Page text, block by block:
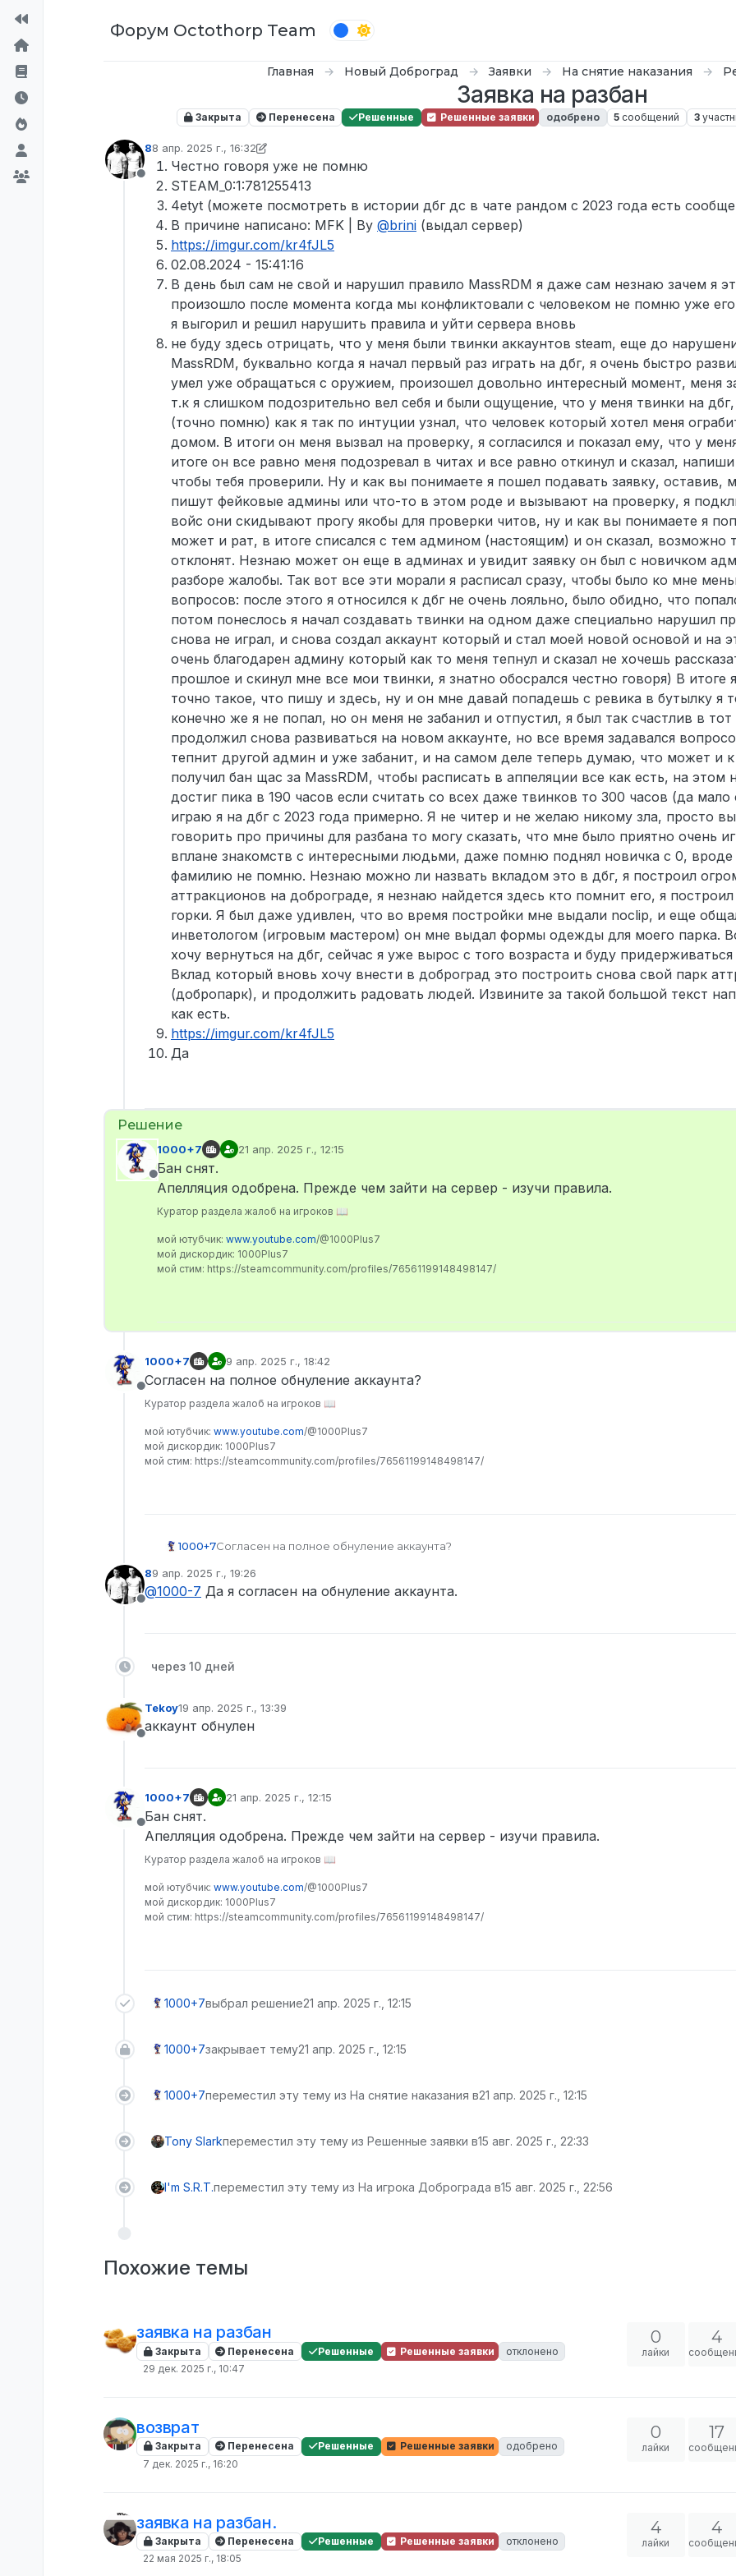
Форум Octothorp Team
Главная Новый Доброград Заявки На снятие наказания
Заявка на разбан
Закрыта Перенесена Решенные Решенные заявки одобрено 5 сообщений 3
Не в сети
88 апр. 2025 г., 16:32
отредактировано 84 сент. 2025 г., 05:47
Честно говоря уже не помню
STEAM_0:1:781255413
4etyt (можете посмотреть в истории дбг дс в чате рандом с 2023 года есть
В причине написано: MFK | By @brini (выдал сервер)
https://imgur.com/kr4fJL5
02.08.2024 - 15:41:16
В день был сам не свой и нарушил правило MassRDM я даже сам незнаю зачем я
произошло после момента когда мы конфликтовали с человеком не помню уже
я выгорил и решил нарушить правила и уйти сервера вновь
не буду здесь отрицать, что у меня были твинки аккаунтов steam, еще до
MassRDM, буквально когда я начал первый раз играть на дбг, я очень быстро
умел уже обращаться с оружием, произошел довольно интересный момент, меня
т.к я слишком подозрительно вел себя и были ощущение, что у меня твинки на
(точно помню) как я так по интуции узнал, что человек который хотел меня
домом. В итоги он меня вызвал на проверку, я согласился и показал ему, что у
итоге он все равно меня подозревал в читах и все равно откинул и сказал,
чтобы тебя проверили. Ну и как вы понимаете я пошел подавать заявку, оставив,
пишут фейковые админы или что-то в этом роде и вызывают на проверку, я
войс они скидывают прогу якобы для проверки читов, ну и как вы понимаете я
может и рат, в итоге списался с тем админом (настоящим) и он сказал, возможно
отклонят. Незнаю может он еще в админах и увидит заявку он был с новичком
разборе жалобы. Так вот все эти морали я расписал сразу, чтобы было ко мне
вопросов: после этого я относился к дбг не очень лояльно, было обидно, что
потом понеслось я начал создавать твинки на одном даже специально нарушил
снова не играл, и снова создал аккаунт который и стал моей новой основой и на
очень благодарен админу который как то меня тепнул и сказал не хочешь
прошлое и скинул мне все мои твинки, я знатно обосрался честно говоря) В итоге
точно такое, что пишу и здесь, ну и он мне давай попадешь с ревика в бутылку я
конечно же я не попал, но он меня не забанил и отпустил, я был так счастлив в
продолжил снова развиваться на новом аккаунте, но все время задавался
тепнит другой админ и уже забанит, и на самом деле теперь думаю, что может и
получил бан щас за MassRDM, чтобы расписать в аппеляции все как есть, на этом
достиг пика в 190 часов если считать со всех даже твинков то 300 часов (да мало
играю я на дбг с 2023 года примерно. Я не читер и не желаю никому зла, просто
говорить про причины для разбана то могу сказать, что мне было приятно очень
вплане знакомств с интересными людьми, даже помню поднял новичка с 0, вроде
фамилию не помню. Незнаю можно ли назвать вкладом это в дбг, я построил
аттракционов на доброграде, я незнаю найдется здесь кто помнит его, я
горки. Я был даже удивлен, что во время постройки мне выдали noclip, и еще
инветологом (игровым мастером) он мне выдал формы одежды для моего парка.
хочу вернуться на дбг, сейчас я уже вырос с того возраста и буду
Вклад который вновь хочу внести в доброград это построить снова свой парк
(добропарк), и продолжить радовать людей. Извините за такой большой текст
как есть.
https://imgur.com/kr4fJL5
Да
Не в сети
1000+7 21 апр. 2025 г., 12:15
отредактировано
Бан снят.
Апелляция одобрена. Прежде чем зайти на сервер - изучи правила.
Куратор раздела жалоб на игроков 📖
мой ютубчик: www.youtube.com/@1000Plus7
мой дискордик: 1000Plus7
мой стим: https://steamcommunity.com/profiles/76561199148498147/
Не в сети
1000+7 9 апр. 2025 г., 18:42
отредактировано
Согласен на полное обнуление аккаунта?
Куратор раздела жалоб на игроков 📖
мой ютубчик: www.youtube.com/@1000Plus7
мой дискордик: 1000Plus7
мой стим: https://steamcommunity.com/profiles/76561199148498147/
1000+7Согласен на полное обнуление аккаунта?
Не в сети
89 апр. 2025 г., 19:26
отредактировано
@1000-7 Да я согласен на обнуление аккаунта.
через 10 дней
Не в сети
Tekoy19 апр. 2025 г., 13:39
отредактировано
аккаунт обнулен
Не в сети
1000+7 21 апр. 2025 г., 12:15
отредактировано
Бан снят.
Апелляция одобрена. Прежде чем зайти на сервер - изучи правила.
Куратор раздела жалоб на игроков 📖
мой ютубчик: www.youtube.com/@1000Plus7
мой дискордик: 1000Plus7
мой стим: https://steamcommunity.com/profiles/76561199148498147/
1000+7выбрал решение21 апр. 2025 г., 12:15
1000+7закрывает тему21 апр. 2025 г., 12:15
1000+7переместил эту тему из На снятие наказания в21 апр. 2025 г., 12:15
Tony Slarkпереместил эту тему из Решенные заявки в15 авг. 2025 г., 22:33
I'm S.R.T.переместил эту тему из На игрока Доброграда в15 авг. 2025 г., 22:56
Похожие темы
заявка на разбан
Закрыта Перенесена Решенные Решенные заявки
отклонено
29 дек. 2025 г., 10:47
0
лайки
4
возврат
Закрыта Перенесена Решенные Решенные заявки
одобрено
7 дек. 2025 г., 16:20
0
лайки
17
заявка на разбан.
Закрыта Перенесена Решенные Решенные заявки
отклонено
22 мая 2025 г., 18:05
4
лайки
4